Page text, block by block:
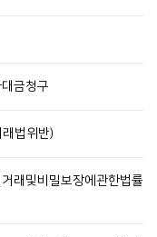
금청구
법위반)
래및비밀보장에관한법률